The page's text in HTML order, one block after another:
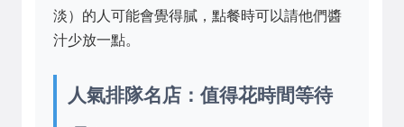
淡）的人可能會覺得膩，點餐時可以請他們醬
汁少放一點。
人氣排隊名店：值得花時間等待